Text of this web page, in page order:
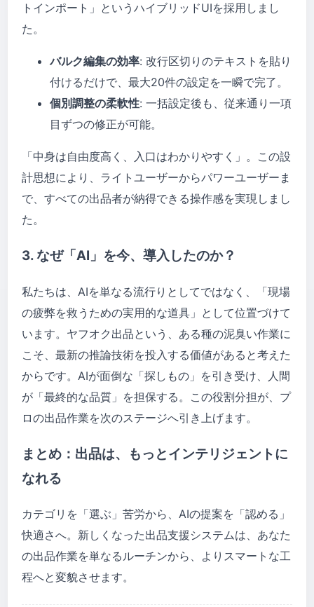
トインポート」というハイブリッドUIを採用しまし
た。
バルク編集の効率: 改行区切りのテキストを貼り
付けるだけで、最大20件の設定を一瞬で完了。
個別調整の柔軟性: 一括設定後も、従来通り一項
目ずつの修正が可能。
「中身は自由度高く、入口はわかりやすく」。この設
計思想により、ライトユーザーからパワーユーザーま
で、すべての出品者が納得できる操作感を実現しまし
た。
3. なぜ「AI」を今、導入したのか？
私たちは、AIを単なる流行りとしてではなく、「現場
の疲弊を救うための実用的な道具」として位置づけて
います。ヤフオク出品という、ある種の泥臭い作業に
こそ、最新の推論技術を投入する価値があると考えた
からです。AIが面倒な「探しもの」を引き受け、人間
が「最終的な品質」を担保する。この役割分担が、プ
ロの出品作業を次のステージへ引き上げます。
まとめ：出品は、もっとインテリジェントに
なれる
カテゴリを「選ぶ」苦労から、AIの提案を「認める」
快適さへ。新しくなった出品支援システムは、あなた
の出品作業を単なるルーチンから、よりスマートな工
程へと変貌させます。